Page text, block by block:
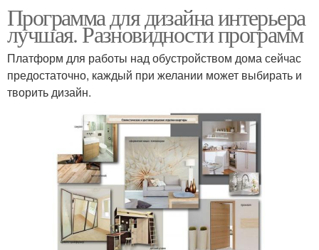
Программа для дизайна интерьера
лучшая. Разновидности программ
Платформ для работы над обустройством дома сейчас
предостаточно, каждый при желании может выбирать и
творить дизайн.